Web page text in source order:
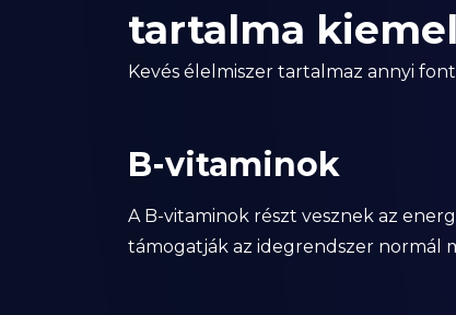
tartalma
Kevés élelmiszer tartalmaz annyi
B-vitaminok
A B-vitaminok részt vesznek az
támogatják az idegrendszer normál